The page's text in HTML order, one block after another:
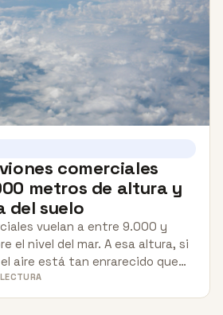
comerciales
metros de altura y
del suelo
vuelan a entre 9.000 y
el nivel del mar. A esa altura, si
aire está tan enrarecido que…